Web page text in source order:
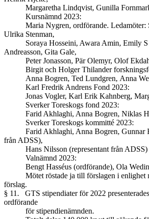
Margaretha Lindqvist, Gunilla Fornmark,
Kursnämnd 2023:
Maria Nygren, ordförande. Ledamöter:
Ulrika Stenman,
Soraya Hosseini, Awara Amin, Emily S
Andreasson, Gita Gale,
Peter Jonasson, Pär Olemyr, Olof
Birgit och Holger Thilander
Anna Bogren, Ted Lundgren, Anna
Karl Fredrik Andrens Fond 2023:
Jonas Vogler, Karl Erik Kahnberg,
Sverker Toreskogs fond 2023:
Farid Akhlaghi, Anna Bogren, Niklas
Sverker Toreskogs kommitté 2023:
Farid Akhlaghi, Anna Bogren, Gunnar
från ADSS),
Hans Nilsson (representant från ADSS)
Valnämnd 2023:
Bengt Hasséus (ordförande), Ola
Mötet röstade ja till förslagen i enlighet
förslag.
§ 11. GTS stipendiater för 2022
ordförande
för stipendienämnden.